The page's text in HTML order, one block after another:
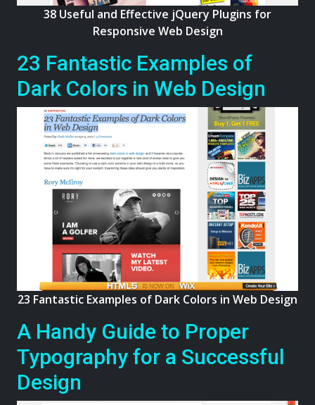
38 Useful and Effective jQuery Plugins for
Responsive Web Design
23 Fantastic Examples of
Dark Colors in Web Design
23 Fantastic Examples of Dark Colors in Web Design
A Handy Guide to Proper
Typography for a Successful
Design